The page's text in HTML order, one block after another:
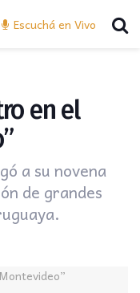
Escuchá en Vivo
en el
a su novena
de grandes